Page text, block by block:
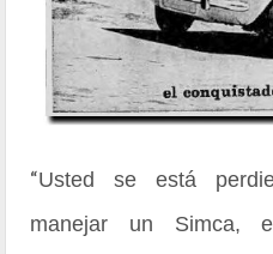
“Usted se está
manejar un Simca,